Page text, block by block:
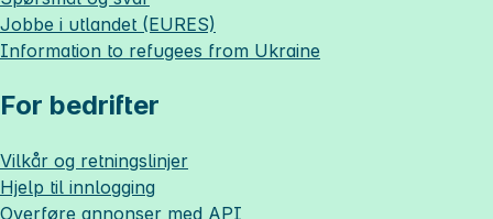
Jobbe i utlandet (EURES)
Information to refugees from Ukraine
For bedrifter
Vilkår og retningslinjer
Hjelp til innlogging
Overføre annonser med API